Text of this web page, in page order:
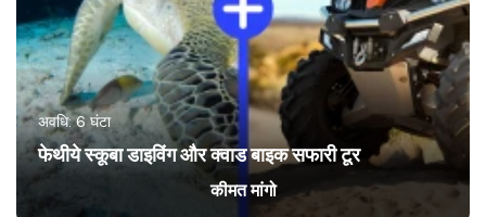
अवधि: 6 घंटा
फेथीये स्कूबा डाइविंग और क्वाड बाइक सफारी टूर
कीमत मांगो